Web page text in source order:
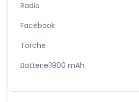
Radio
Facebook
Torche
Batterie:1900 mAh